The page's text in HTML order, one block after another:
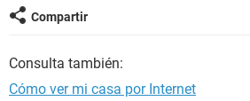
Compartir
Consulta también:
Cómo ver mi casa por Internet